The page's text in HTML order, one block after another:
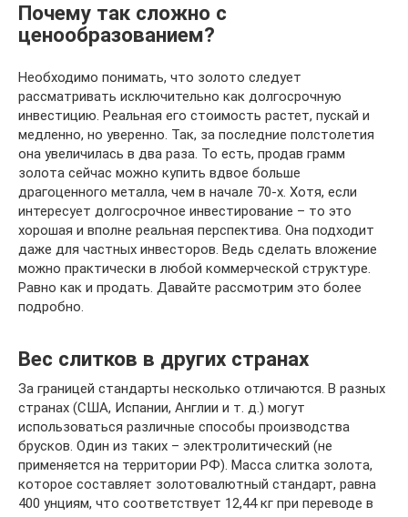
Почему так сложно с
ценообразованием?
Необходимо понимать, что золото следует
рассматривать исключительно как долгосрочную
инвестицию. Реальная его стоимость растет, пускай и
медленно, но уверенно. Так, за последние полстолетия
она увеличилась в два раза. То есть, продав грамм
золота сейчас можно купить вдвое больше
драгоценного металла, чем в начале 70-х. Хотя, если
интересует долгосрочное инвестирование – то это
хорошая и вполне реальная перспектива. Она подходит
даже для частных инвесторов. Ведь сделать вложение
можно практически в любой коммерческой структуре.
Равно как и продать. Давайте рассмотрим это более
подробно.
Вес слитков в других странах
За границей стандарты несколько отличаются. В разных
странах (США, Испании, Англии и т. д.) могут
использоваться различные способы производства
брусков. Один из таких – электролитический (не
применяется на территории РФ). Масса слитка золота,
которое составляет золотовалютный стандарт, равна
400 унциям, что соответствует 12,44 кг при переводе в